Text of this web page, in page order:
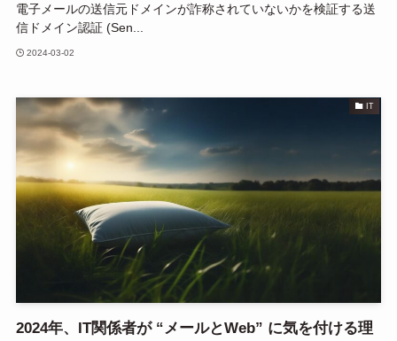
電子メールの送信元ドメインが詐称されていないかを検証する送
信ドメイン認証 (Sen...
2024-03-02
IT
2024年、IT関係者が “メールとWeb” に気を付ける理